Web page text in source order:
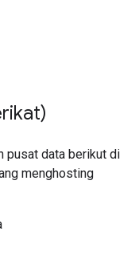
pusat data berikut di
menghosting